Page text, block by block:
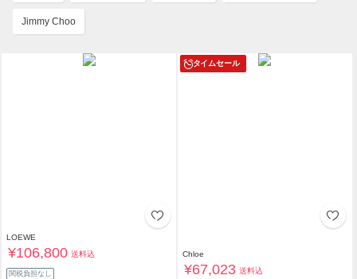
Jimmy Choo
LOEWE
¥106,800 送料込
関税負担なし
タイムセール
Chloe
¥67,023 送料込